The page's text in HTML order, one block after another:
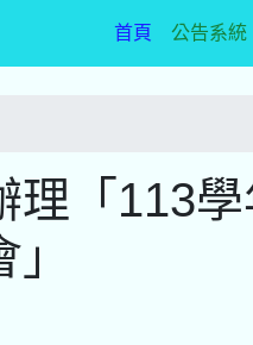
首頁(current)
公告系統
理「113